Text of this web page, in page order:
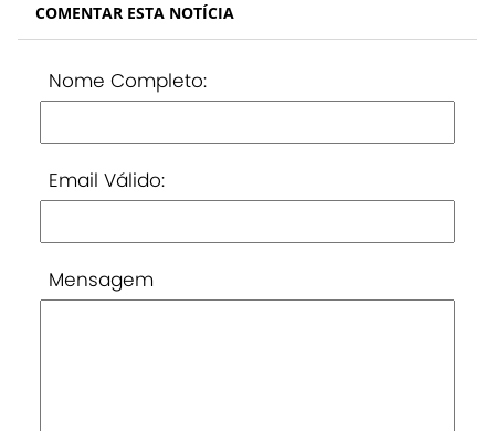
COMENTAR ESTA NOTÍCIA
Nome Completo:
Email Válido:
Mensagem